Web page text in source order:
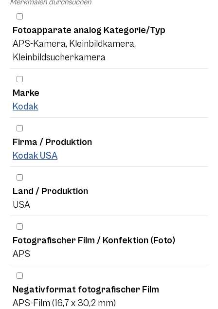
Merkmalen durchsuchen
Fotoapparate analog Kategorie/Typ
APS-Kamera, Kleinbildkamera,
Kleinbildsucherkamera
Marke
Kodak
Firma / Produktion
Kodak USA
Land / Produktion
USA
Fotografischer Film / Konfektion (Foto)
APS
Negativformat fotografischer Film
APS-Film (16,7 x 30,2 mm)